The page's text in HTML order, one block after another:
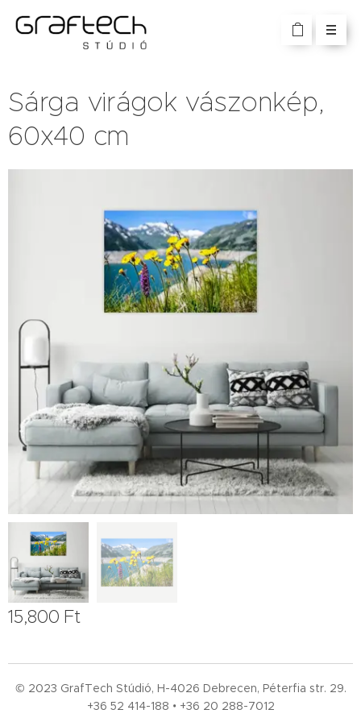
Sárga virágok vászonkép,
60x40 cm
15,800 Ft
© 2023 GrafTech Stúdió, H-4026 Debrecen, Péterfia str. 29.
+36 52 414-188 • +36 20 288-7012